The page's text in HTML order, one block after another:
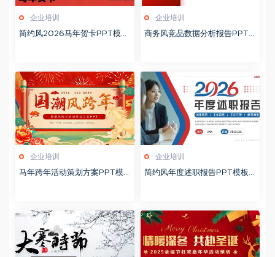
企业培训
简约风2026马年贺卡PPT模板
企业培训
商务风竞品数据分析报告PPT
企业培训
马年跨年活动策划方案PPT模
企业培训
简约风年度述职报告PPT模板2